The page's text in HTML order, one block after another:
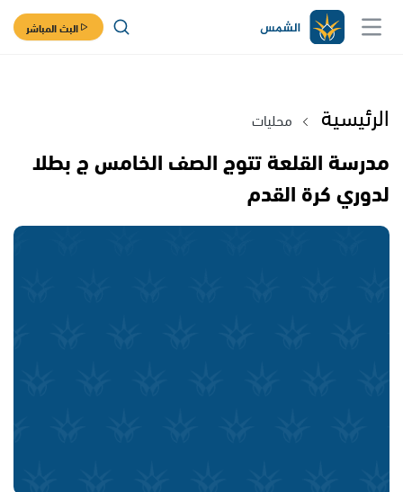
البث المباشر
الرئيسية محليات
مدرسة القلعة تتوج الصف الخامس ج بطلا
لدوري كرة القدم